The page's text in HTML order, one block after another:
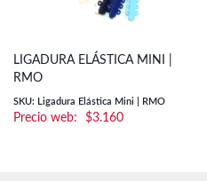
LIGADURA ELÁSTICA MINI |
RMO
SKU: Ligadura Elástica Mini | RMO
$3.160